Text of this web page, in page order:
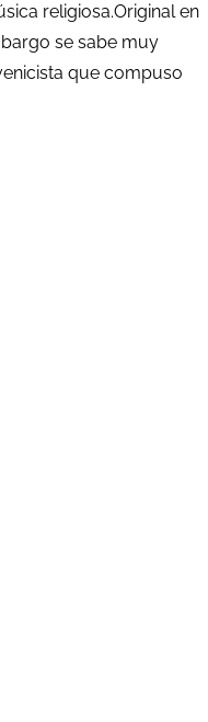
religiosa.Original en
se sabe muy
que compuso